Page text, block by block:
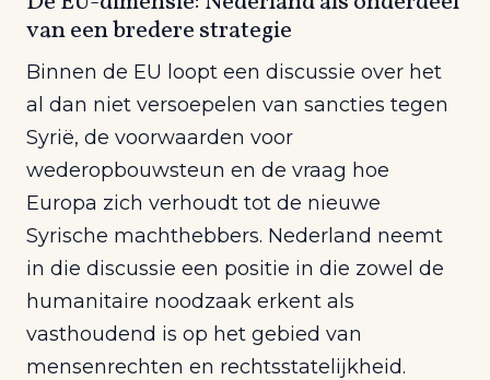
van een bredere strategie
Binnen de EU loopt een discussie over het
al dan niet versoepelen van sancties tegen
Syrië, de voorwaarden voor
wederopbouwsteun en de vraag hoe
Europa zich verhoudt tot de nieuwe
Syrische machthebbers. Nederland neemt
in die discussie een positie in die zowel de
humanitaire noodzaak erkent als
vasthoudend is op het gebied van
mensenrechten en rechtsstatelijkheid.